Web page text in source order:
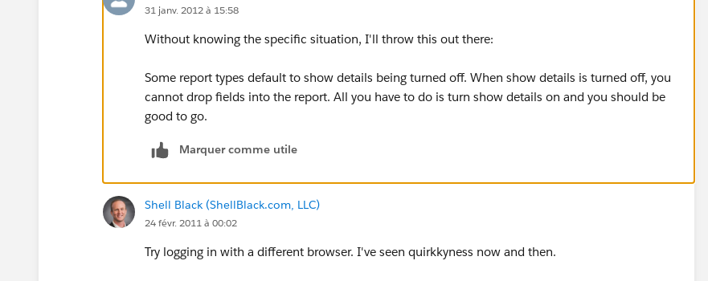
31 janv. 2012 à 15:58
Without knowing the specific situation, I'll throw this out there:
Some report types default to show details being turned off. When show details is turned off, you
cannot drop fields into the report. All you have to do is turn show details on and you should be
good to go.
Marquer comme utile
Shell Black (ShellBlack.com, LLC)
24 févr. 2011 à 00:02
Try logging in with a different browser. I've seen quirkkyness now and then.